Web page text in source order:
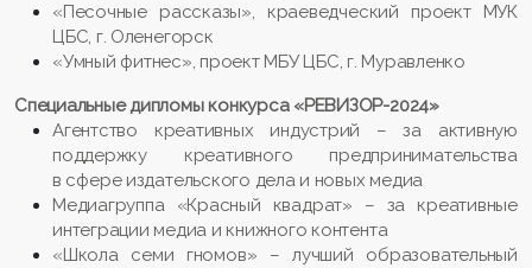
«Песочные рассказы», краеведческий проект МУК
ЦБС, г. Оленегорск
«Умный фитнес», проект МБУ ЦБС, г. Муравленко
Специальные дипломы конкурса «РЕВИЗОР-2024»
Агентство креативных индустрий – за активную
поддержку креативного предпринимательства
в сфере издательского дела и новых медиа
Медиагруппа «Красный квадрат» – за креативные
интеграции медиа и книжного контента
«Школа семи гномов» – лучший образовательный